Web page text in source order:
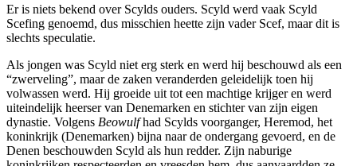
Er is niets bekend over Scylds ouders. Scyld werd vaak Scyld
Scefing genoemd, dus misschien heette zijn vader Scef, maar dit is
slechts speculatie.
Als jongen was Scyld niet erg sterk en werd hij beschouwd als een
“zwerveling”, maar de zaken veranderden geleidelijk toen hij
volwassen werd. Hij groeide uit tot een machtige krijger en werd
uiteindelijk heerser van Denemarken en stichter van zijn eigen
dynastie. Volgens Beowulfhad Scylds voorganger, Heremod, het
koninkrijk (Denemarken) bijna naar de ondergang gevoerd, en de
Denen beschouwden Scyld als hun redder. Zijn naburige